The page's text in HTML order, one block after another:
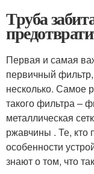
Труба
Первая и самая
первичный
несколько. Самое
такого фильтра –
металлическая
ржавчины . Те, кто
особенности
знают о том, что